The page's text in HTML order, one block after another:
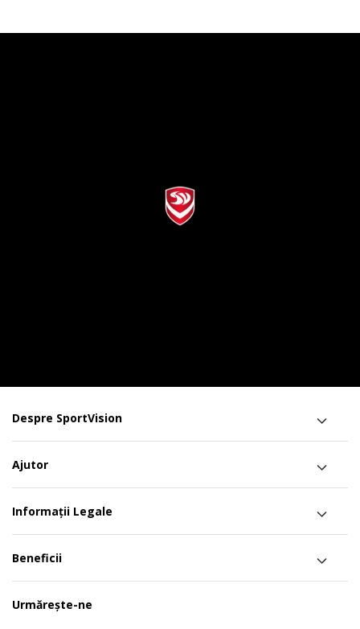
Despre SportVision
Ajutor
Informații Legale
Beneficii
Urmărește-ne